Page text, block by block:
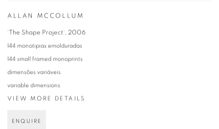
ALLAN MCCOLLUM
¨The Shape Project¨, 2006
144 monotipias emolduradas
144 small framed monoprints
dimensões variáveis
variable dimensions
VIEW MORE DETAILS
ENQUIRE